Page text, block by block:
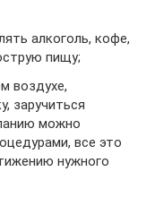
алкоголь, кофе,
пищу;
воздухе,
заручиться
можно
все это
нужного